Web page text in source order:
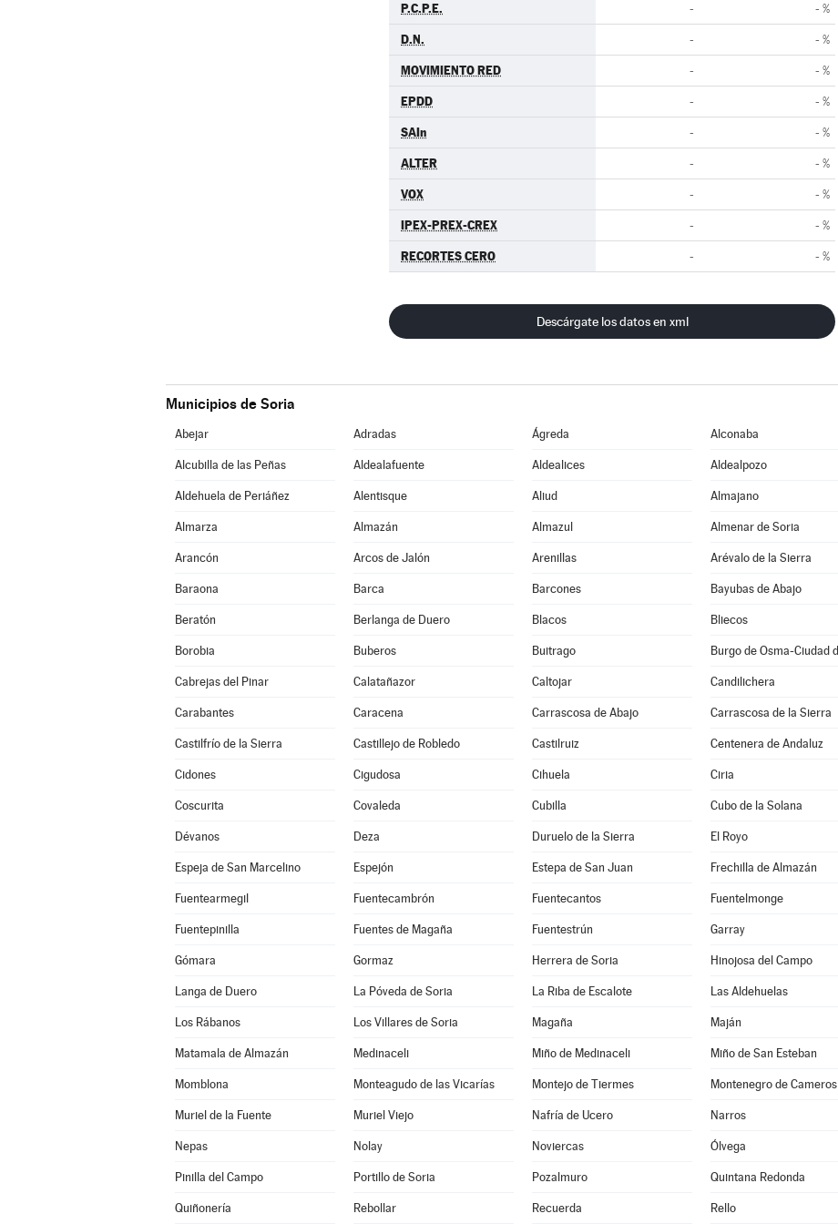
P.C.P.E. - - %
D.N. - - %
MOVIMIENTO RED - - %
EPDD - - %
SAIn - - %
ALTER - - %
VOX - - %
IPEX-PREX-CREX - - %
RECORTES CERO - - %
Descárgate los datos en xml
Municipios de Soria
Abejar Adradas Ágreda Alconaba
Alcubilla de las Peñas Aldealafuente Aldealices Aldealpozo
Aldehuela de Periáñez Alentisque Aliud Almajano
Almarza Almazán Almazul Almenar de Soria
Arancón Arcos de Jalón Arenillas Arévalo de la Sierra
Baraona Barca Barcones Bayubas de Abajo
Beratón Berlanga de Duero Blacos Bliecos
Borobia Buberos Buitrago
Cabrejas del Pinar Calatañazor Caltojar Candilichera
Carabantes Caracena Carrascosa de Abajo Carrascosa de la Sierra
Castilfrío de la Sierra Castillejo de Robledo Castilruiz Centenera de Andaluz
Cidones Cigudosa Cihuela Ciria
Coscurita Covaleda Cubilla Cubo de la Solana
Dévanos Deza Duruelo de la Sierra El Royo
Espeja de San Marcelino Espejón Estepa de San Juan Frechilla de Almazán
Fuentearmegil Fuentecambrón Fuentecantos Fuentelmonge
Fuentepinilla Fuentes de Magaña Fuentestrún Garray
Gómara Gormaz Herrera de Soria Hinojosa del Campo
Langa de Duero La Póveda de Soria La Riba de Escalote Las Aldehuelas
Los Rábanos Los Villares de Soria Magaña Maján
Matamala de Almazán Medinaceli Miño de Medinaceli Miño de San Esteban
Momblona Monteagudo de las Vicarías Montejo de Tiermes Montenegro de Cameros
Muriel de la Fuente Muriel Viejo Nafría de Ucero Narros
Nepas Nolay Noviercas Ólvega
Pinilla del Campo Portillo de Soria Pozalmuro Quintana Redonda
Quiñonería Rebollar Recuerda Rello